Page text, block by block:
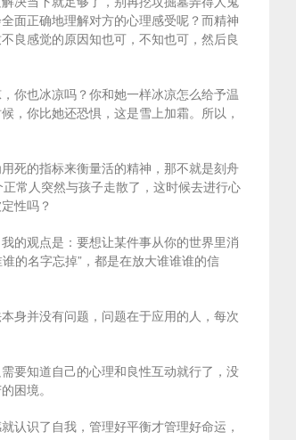
面正确地理解对方的心理感受呢？而精神
良感觉的原因知也可，不知也可，然后良
你也冰凉吗？你和她一样冰凉怎么给予温
，你比她还恐惧，这是雪上加霜。所以，
死的指标来衡量活的精神，那不就是刻舟
常人突然与孩子走散了，这时候去进行心
性吗？
的观点是：要想让某件事从你的世界里消
的名字忘掉”，都是在放大谁谁谁的信
身并没有问题，问题在于应用的人，每次
要知道自己的心理和良性互动就行了，没
困境。
认识了自我，管理好平衡才管理好命运，